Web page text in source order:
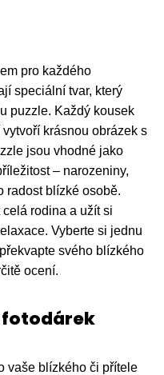
pro každého
speciální tvar, který
puzzle. Každý kousek
krásnou obrázek s
jsou vhodné jako
– narozeniny,
radost blízké osobě.
rodina a užít si
Vyberte si jednu
svého blízkého
ocení.
vaše blízkého či přítele